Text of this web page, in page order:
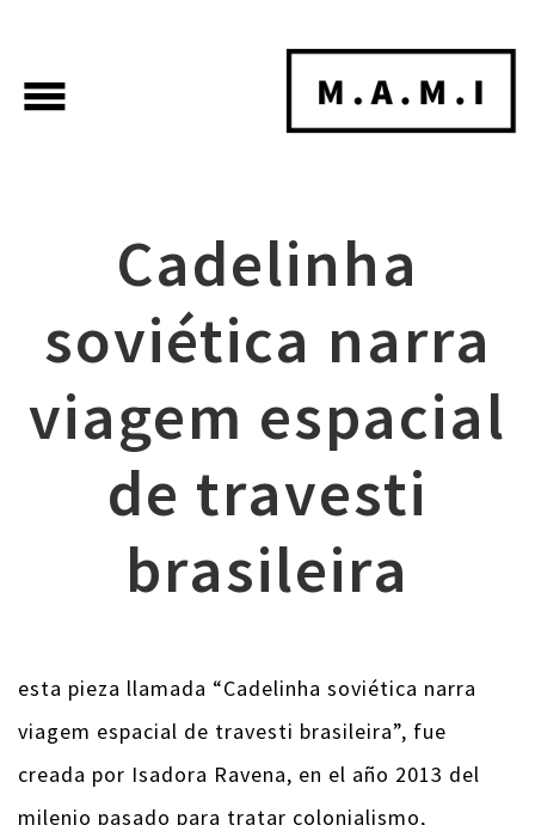
menu
Cadelinha
soviética narra
viagem espacial
de travesti
brasileira
esta pieza llamada “Cadelinha soviética narra
viagem espacial de travesti brasileira”, fue
creada por Isadora Ravena, en el año 2013 del
milenio pasado para tratar colonialismo,